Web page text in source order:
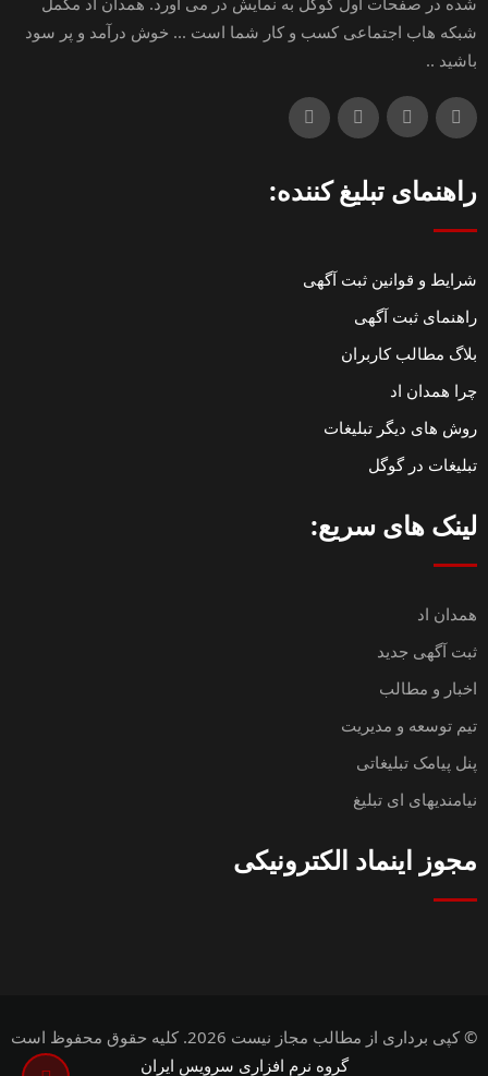
شبکه هاب اجتماعی کسب و کار شما است ... خوش درآمد و پر سود
باشید ..
راهنمای تبلیغ کننده:
شرایط و قوانین ثبت آگهی
راهنمای ثبت آگهی
بلاگ مطالب کاربران
چرا همدان اد
روش های دیگر تبلیغات
تبلیغات در گوگل
لینک های سریع:
همدان اد
ثبت آگهی جدید
اخبار و مطالب
تیم توسعه و مدیریت
پنل پیامک تبلیغاتی
نیامندیهای ای تبلیغ
مجوز اینماد الکترونیکی
© کپی برداری از مطالب مجاز نیست 2026. کلیه حقوق محفوظ است
گروه نرم افزاری سرویس ایران